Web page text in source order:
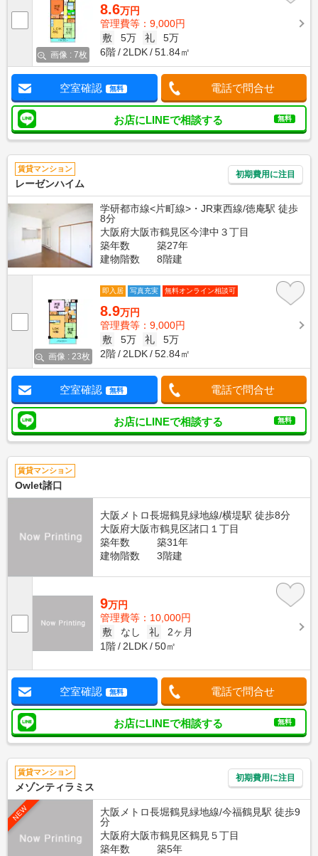
画像 : 7枚
8.6万円
管理費等：9,000円
敷
5万 礼
5万
6階
2LDK 51.84㎡
空室確認 無料 電話で問合せ
お店にLINEで相談する 無料
賃貸マンション
レーゼンハイム
初期費用に注目
学研都市線<片町線>・JR東西線/徳庵駅 徒歩
8分
大阪府大阪市鶴見区今津中３丁目
築年数
築27年
建物階数
8階建
画像 : 23枚
即入居 写真充実 無料オンライン相談可
8.9万円
管理費等：9,000円
敷
5万 礼
5万
2階
2LDK 52.84㎡
空室確認 無料 電話で問合せ
お店にLINEで相談する 無料
賃貸マンション
Owlet諸口
大阪メトロ長堀鶴見緑地線/横堤駅 徒歩8分
大阪府大阪市鶴見区諸口１丁目
築年数
築31年
建物階数
3階建
9万円
管理費等：10,000円
敷
なし 礼
2ヶ月
1階
2LDK 50㎡
空室確認 無料 電話で問合せ
お店にLINEで相談する 無料
賃貸マンション
メゾンティラミス
初期費用に注目
NEW
大阪メトロ長堀鶴見緑地線/今福鶴見駅 徒歩9
分
大阪府大阪市鶴見区鶴見５丁目
築年数
築5年